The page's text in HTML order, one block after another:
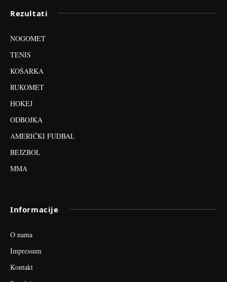
Rezultati
NOGOMET
TENIS
KOŠARKA
RUKOMET
HOKEJ
ODBOJKA
AMERIČKI FUDBAL
BEJZBOL
MMA
Informacije
O nama
Impressum
Kontakt